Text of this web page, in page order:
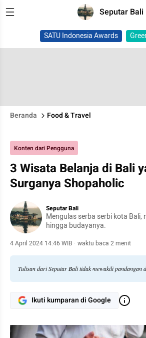
Seputar Bali
SATU Indonesia Awards
Beranda Food & Travel
Konten dari Pengguna
3 Wisata Belanja di Bali
Surganya Shopaholic
Seputar Bali
Mengulas serba serbi kota
hingga budayanya.
4 April 2024 14:46 WIB · waktu baca 2 menit
Tulisan dari Seputar Bali tidak mewakili pandangan
Ikuti kumparan di Google